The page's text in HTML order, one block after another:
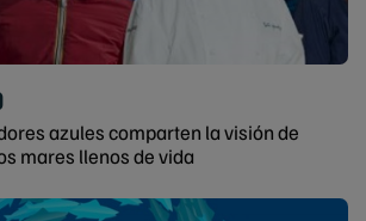
azules comparten la visión de
mares llenos de vida